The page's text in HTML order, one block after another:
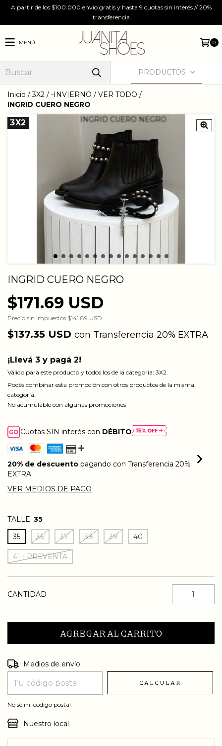
A partir de los $100.000 envío gratis y hasta 9 cuotas sin interés // 20%
transferencia
MENÚ 0
PRODUCTOS
Inicio / 3X2 / -INVIERNO / VER TODO /
INGRID CUERO NEGRO
3X2
INGRID CUERO NEGRO
$171.69 USD
Precio sin impuestos $141.89 USD
$137.35 USD con Transferencia 20% EXTRA
¡Llevá 3 y pagá 2!
Válido para este producto y todos los de la categoría: 3X2.
Podés combinar esta promoción con otros productos de la misma
categoría.
No acumulable con algunas promociones
Cuotas SIN interés con DÉBITO
20% de descuento pagando con Transferencia 20%
EXTRA
VER MEDIOS DE PAGO
TALLE: 35
35
36 37 38 39 40
41 - PREVENTA
CANTIDAD
Entregas para el CP:
Medios de envío
CALCULAR
No sé mi código postal
Nuestro local